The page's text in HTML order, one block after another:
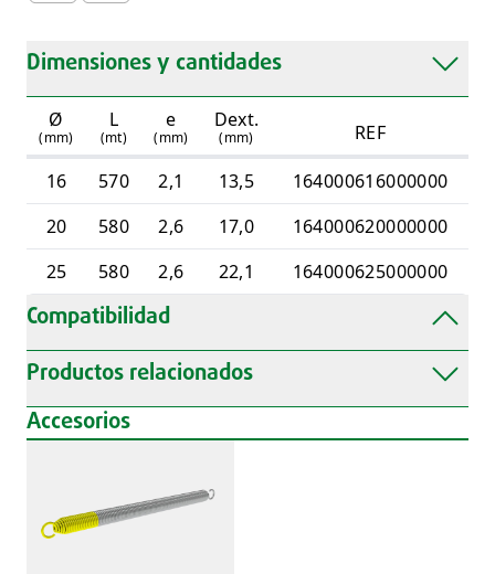
Dimensiones y cantidades
Ø
(mm)
L
(mt)
e
(mm)
Dext.
(mm)
REF
16
570 2,1 13,5
164000616000000
20
580 2,6 17,0
164000620000000
25
580 2,6 22,1 164000625000000
Compatibilidad
Productos relacionados
Accesorios